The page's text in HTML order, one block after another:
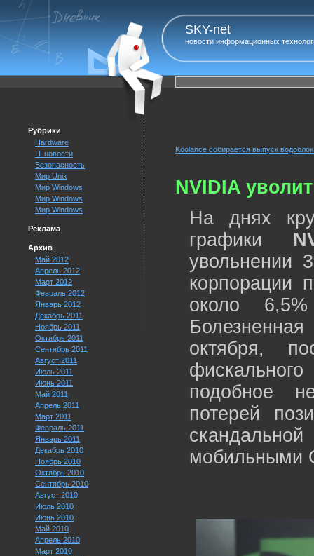
SKY-net
новости информационных
Рубрики
Hardware
IT новости
Безопасность
Мир Unix
Мир Windows
Мир Windows
Мир Windows
Реклама
Архив
Май 2012
Апрель 2012
Март 2012
Февраль 2012
Январь 2012
Декабрь 2011
Ноябрь 2011
Октябрь 2011
Сентябрь 2011
Август 2011
Июль 2011
Июнь 2011
Май 2011
Апрель 2011
Март 2011
Февраль 2011
Январь 2011
Декабрь 2010
Ноябрь 2010
Октябрь 2010
Сентябрь 2010
Август 2010
Июль 2010
Июнь 2010
Май 2010
Апрель 2010
Март 2010
Koolance собирается выпуск
NVIDIA
На днях
графики
увольнении
корпорации
около
октября,
подобное
потерей
мобильными